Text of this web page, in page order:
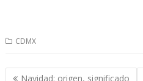
CDMX
Navegación
Navidad: origen, significado